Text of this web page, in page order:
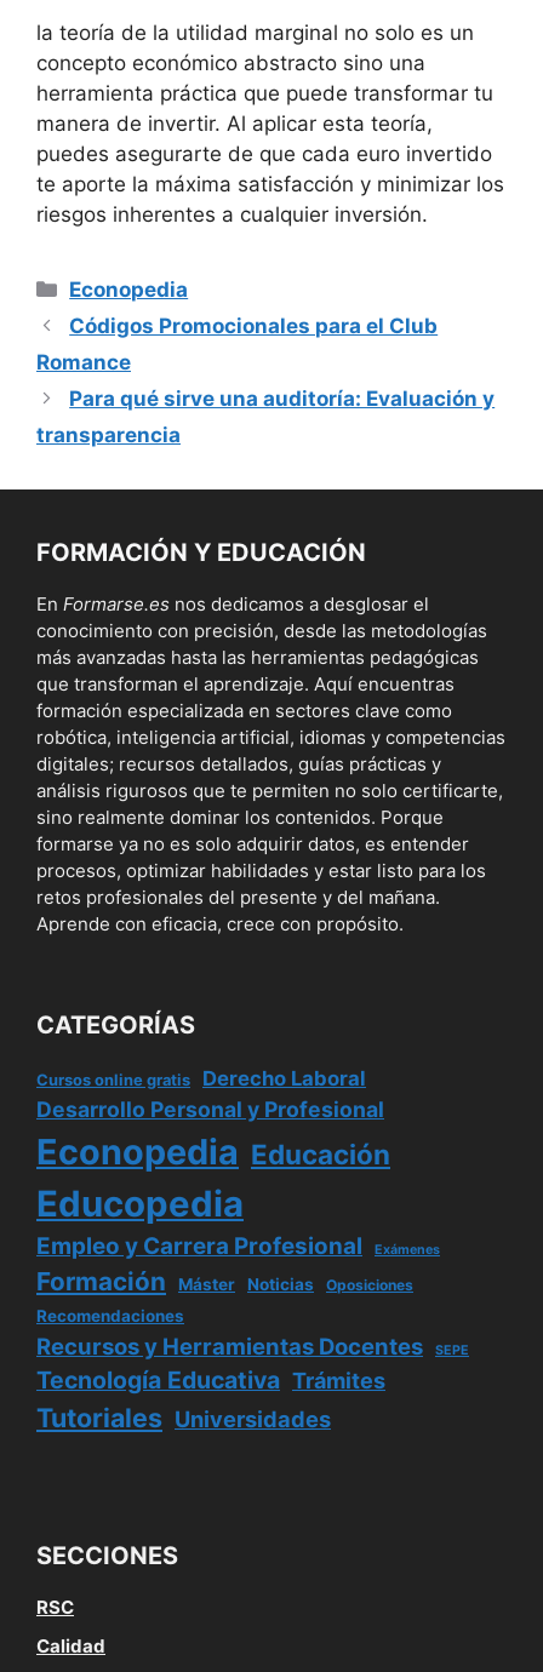
la teoría de la utilidad marginal no solo es un
⁤concepto económico abstracto sino una
herramienta ‌práctica que ‌puede transformar ⁣tu
manera ⁢de invertir. ‌Al⁣ aplicar esta teoría,
puedes asegurarte de que ​cada‍ euro invertido
te aporte la máxima satisfacción⁣ y minimizar los
riesgos inherentes a cualquier inversión.
Categorías
Econopedia
Códigos Promocionales para el Club
Romance
Para qué sirve una auditoría: Evaluación y
transparencia
FORMACIÓN Y EDUCACIÓN
En Formarse.es nos dedicamos a desglosar el
conocimiento con precisión, desde las metodologías
más avanzadas hasta las herramientas pedagógicas
que transforman el aprendizaje. Aquí encuentras
formación especializada en sectores clave como
robótica, inteligencia artificial, idiomas y competencias
digitales; recursos detallados, guías prácticas y
análisis rigurosos que te permiten no solo certificarte,
sino realmente dominar los contenidos. Porque
formarse ya no es solo adquirir datos, es entender
procesos, optimizar habilidades y estar listo para los
retos profesionales del presente y del mañana.
Aprende con eficacia, crece con propósito.
CATEGORÍAS
Cursos online gratis Derecho Laboral
Desarrollo Personal y Profesional
Econopedia Educación
Educopedia
Empleo y Carrera Profesional Exámenes
Formación Máster Noticias Oposiciones
Recomendaciones
Recursos y Herramientas Docentes SEPE
Tecnología Educativa Trámites
Tutoriales Universidades
SECCIONES
RSC
Calidad